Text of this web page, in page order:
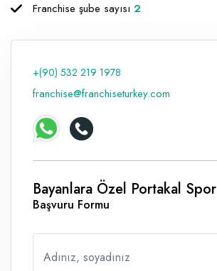
Reklam - Tanıtım - PR ve İnternet
Seyahat - Rent A Car
Tabela - Dijital Baskı
Franchise şube sayısı 2
+(90) 532 219 1978
franchise@franchiseturkey.com
Bayanlara Özel Portakal Spor
Başvuru Formu
Adınız, soyadınız